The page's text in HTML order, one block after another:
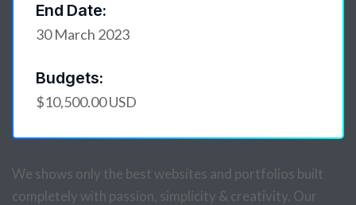
End Date:
30 March 2023
Budgets:
$10,500.00 USD
We shows only the best websites and portfolios built
completely with passion, simplicity & creativity. Our